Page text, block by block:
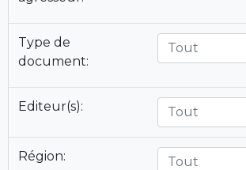
Type de
document:
Tout
Editeur(s): Tout
Région: Tout